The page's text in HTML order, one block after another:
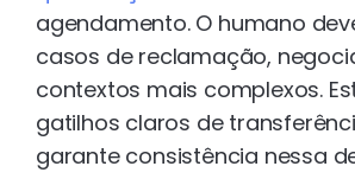
agendamento. O humano
casos de reclamação,
contextos mais complexos.
gatilhos claros de
garante consistência nessa